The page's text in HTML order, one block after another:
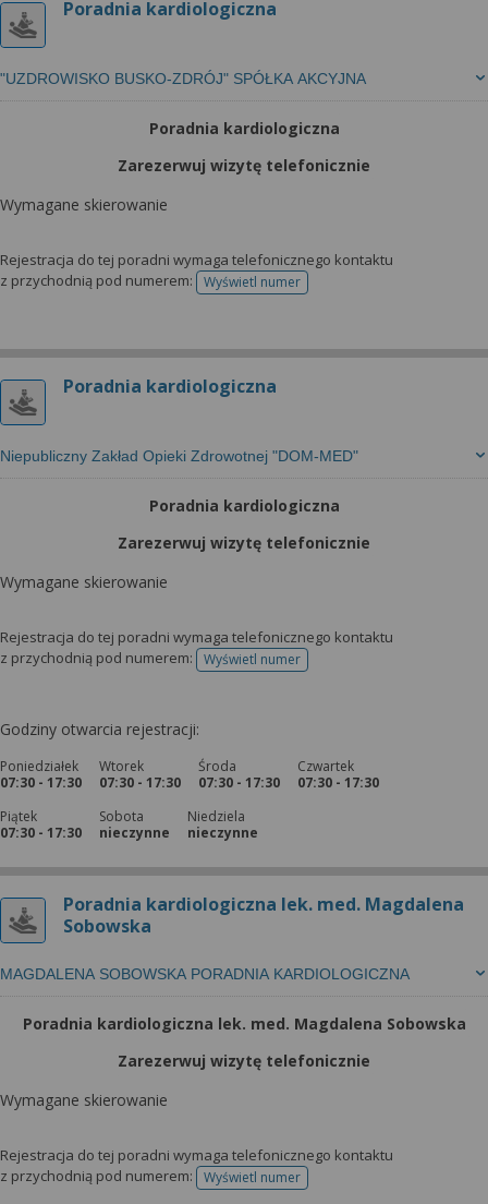
Poradnia kardiologiczna
"UZDROWISKO BUSKO-ZDRÓJ" SPÓŁKA AKCYJNA
Poradnia kardiologiczna
Zarezerwuj wizytę telefonicznie
Wymagane skierowanie
Rejestracja do tej poradni wymaga telefonicznego kontaktu
z przychodnią pod numerem:
Wyświetl numertelefonu do rejestracji
Poradnia kardiologiczna
Niepubliczny Zakład Opieki Zdrowotnej "DOM-MED"
Poradnia kardiologiczna
Zarezerwuj wizytę telefonicznie
Wymagane skierowanie
Rejestracja do tej poradni wymaga telefonicznego kontaktu
z przychodnią pod numerem:
Wyświetl numertelefonu do rejestracji
Godziny otwarcia rejestracji:
Poniedziałek
07:30 - 17:30
Wtorek
07:30 - 17:30
Środa
07:30 - 17:30
Czwartek
07:30 - 17:30
Piątek
07:30 - 17:30
Sobota
nieczynne
Niedziela
nieczynne
Poradnia kardiologiczna lek. med. Magdalena
Sobowska
MAGDALENA SOBOWSKA PORADNIA KARDIOLOGICZNA
Poradnia kardiologiczna lek. med. Magdalena Sobowska
Zarezerwuj wizytę telefonicznie
Wymagane skierowanie
Rejestracja do tej poradni wymaga telefonicznego kontaktu
z przychodnią pod numerem:
Wyświetl numertelefonu do rejestracji